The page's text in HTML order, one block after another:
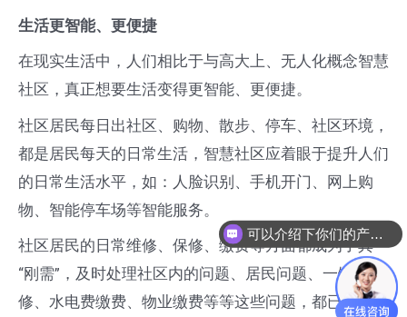
生活更智能、更便捷
在现实生活中，人们相比于与高大上、无人化概念智慧
社区，真正想要生活变得更智能、更便捷。
社区居民每日出社区、购物、散步、停车、社区环境，
都是居民每天的日常生活，智慧社区应着眼于提升人们
的日常生活水平，如：人脸识别、手机开门、网上购
物、智能停车场等智能服务。
社区居民的日常维修、保修、缴费等方面都成为了其
“刚需”，及时处理社区内的问题、居民问题、一键报
修、水电费缴费、物业缴费等等这些问题，都已经成为
—
助
物
业
与
住
户
解
决
三
可以介绍下你们的产品么